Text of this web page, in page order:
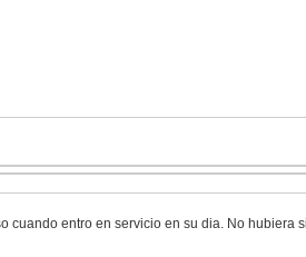
cuando entro en servicio en su dia. No hubiera